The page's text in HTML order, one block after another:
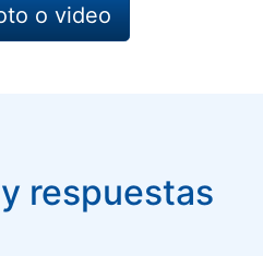
o video
respuestas